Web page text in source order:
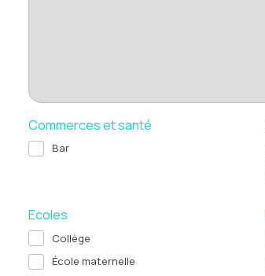
Commerces et santé
Bar
Ecoles
Collège
École maternelle